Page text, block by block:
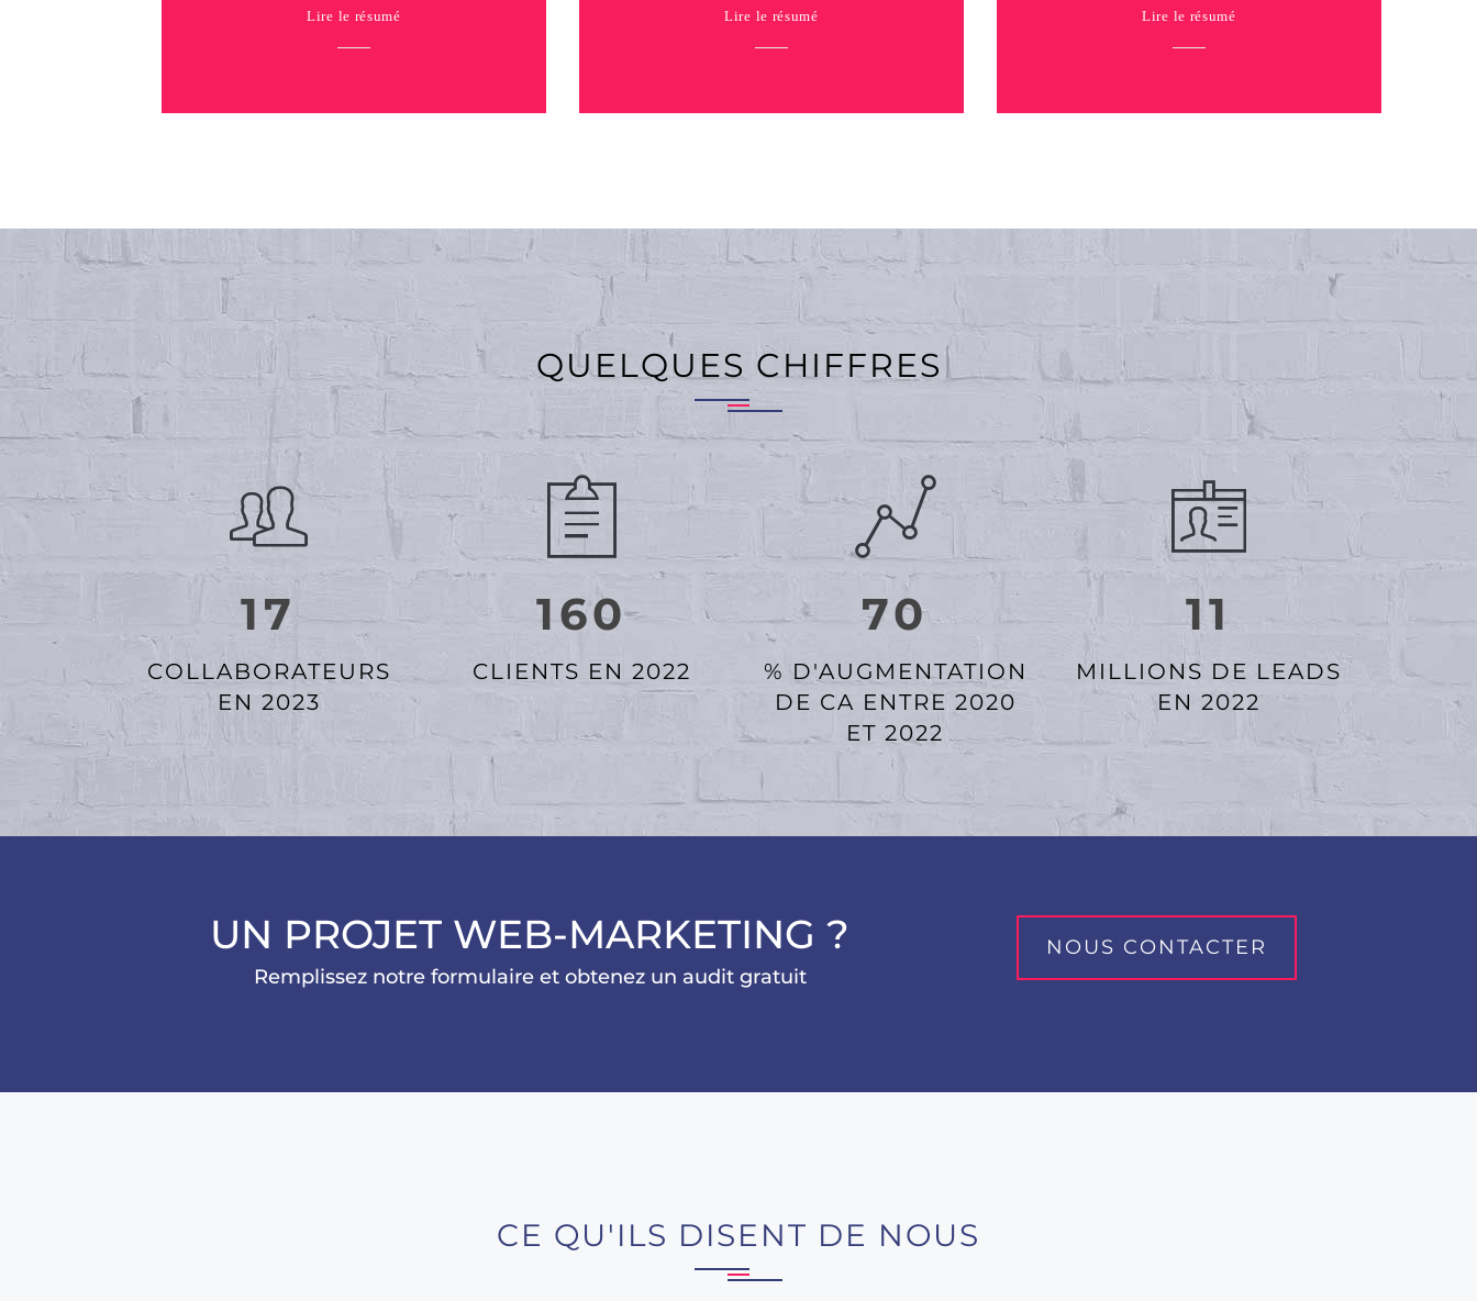
Lire le résumé Lire le résumé Lire le résumé
QUELQUES CHIFFRES
17
COLLABORATEURS
EN 2023
160
CLIENTS EN 2022
70
% D'AUGMENTATION
DE CA ENTRE 2020
ET 2022
11
MILLIONS DE LEADS
EN 2022
UN PROJET WEB-MARKETING ?
Remplissez notre formulaire et obtenez un audit gratuit
NOUS CONTACTER
CE QU'ILS DISENT DE NOUS